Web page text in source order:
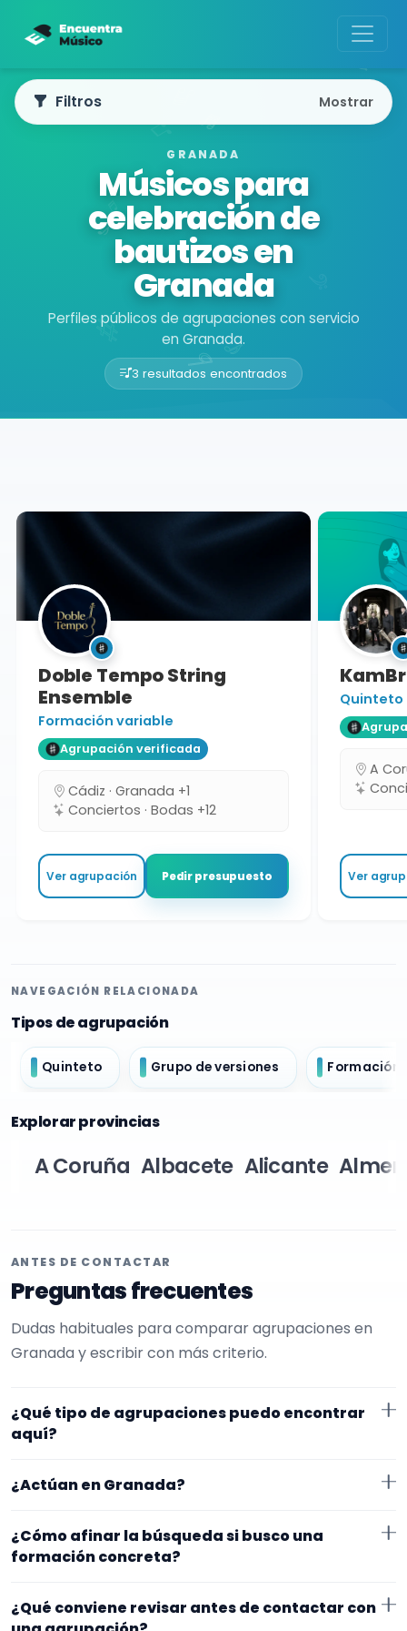
GRANADA
Músicos para
celebración de
bautizos en
Granada
Perfiles públicos de agrupaciones con servicio
en Granada.
3 resultados encontrados
Buscador de músicos
Filtros Mostrar
Doble Tempo String
Ensemble
Formación variable
Agrupación verificada
Cádiz · Granada +1
Conciertos · Bodas +12
Ver agrupación Pedir presupuesto
Quinteto
A
Ver
NAVEGACIÓN RELACIONADA
Tipos de agrupación
Quinteto Grupo de versiones Formación
Explorar provincias
A Coruña Albacete Alicante
ANTES DE CONTACTAR
Preguntas frecuentes
Dudas habituales para comparar agrupaciones en
Granada y escribir con más criterio.
¿Qué tipo de agrupaciones puedo encontrar
aquí?
Aquí verás agrupaciones que trabajan para bautizos.
Conviene comparar repertorio, tamaño de la
¿Actúan en Granada?
trabajan en Granada. Algunos son de la zona y otros
exacto, horarios y posibles gastos.
¿Cómo afinar la búsqueda si busco una
formación concreta?
Empieza por el tipo de evento y la zona. Si ya sabes el
formato que te encaja, usa el filtro de tipo de
¿Qué conviene revisar antes de contactar con